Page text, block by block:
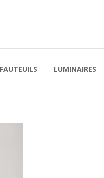
FAUTEUILS LUMINAIRES